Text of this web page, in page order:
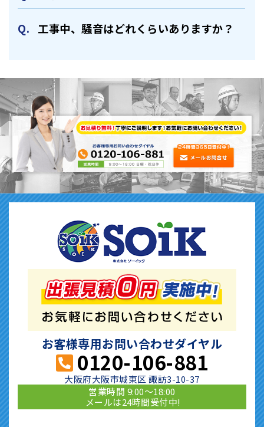
⼯事中、騒⾳はどれくらいありますか？
お客様専用お問い合わせダイヤル
0120-106-881
大阪府大阪市城東区 諏訪3-10-37
営業時間 9:00〜18:00
メールは24時間受付中!